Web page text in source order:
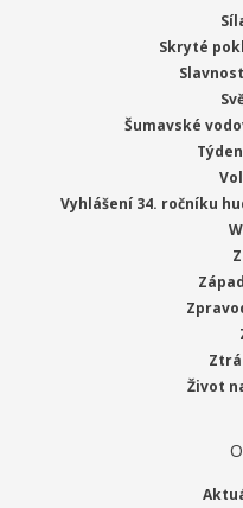
Skryté
Šumavské
Vyhlášení 34. ročníku
Život